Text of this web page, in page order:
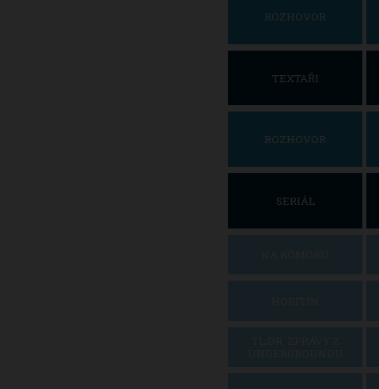
ROZHOVOR
TEXTAŘI
ROZHOVOR
SERIÁL